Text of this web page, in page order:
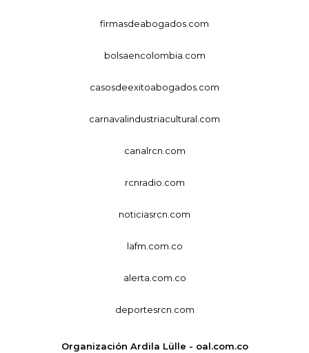
firmasdeabogados.com
bolsaencolombia.com
casosdeexitoabogados.com
carnavalindustriacultural.com
canalrcn.com
rcnradio.com
noticiasrcn.com
lafm.com.co
alerta.com.co
deportesrcn.com
Organización Ardila Lülle - oal.com.co